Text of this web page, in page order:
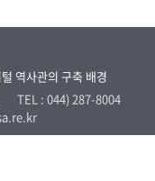
역사관의 구축 배경
TEL : 044) 287-8004